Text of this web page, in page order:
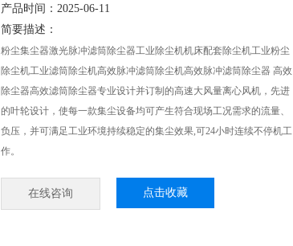
产品时间：2025-06-11
简要描述：
粉尘集尘器激光脉冲滤筒除尘器工业除尘机机床配套除尘机工业粉尘
除尘机工业滤筒除尘机高效脉冲滤筒除尘机高效脉冲滤筒除尘器 高效
除尘器高效滤筒除尘器专业设计并订制的高速大风量离心风机，先进
的叶轮设计，使每一款集尘设备均可产生符合现场工况需求的流量、
负压，并可满足工业环境持续稳定的集尘效果,可24小时连续不停机工
作。
在线咨询 点击收藏